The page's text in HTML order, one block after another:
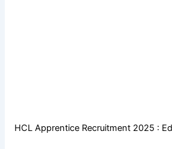
HCL Apprentice Recruitment 2025 :